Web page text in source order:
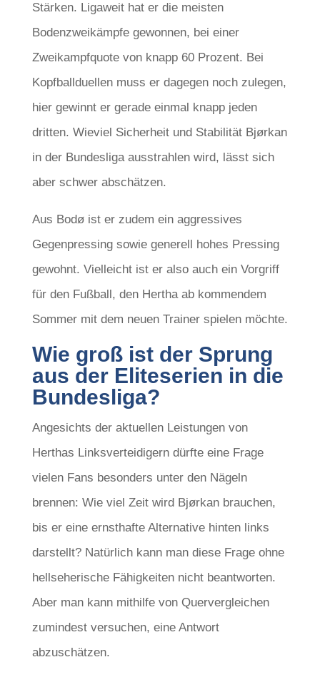
Stärken. Ligaweit hat er die meisten
Bodenzweikämpfe gewonnen, bei einer
Zweikampfquote von knapp 60 Prozent. Bei
Kopfballduellen muss er dagegen noch zulegen,
hier gewinnt er gerade einmal knapp jeden
dritten. Wieviel Sicherheit und Stabilität Bjørkan
in der Bundesliga ausstrahlen wird, lässt sich
aber schwer abschätzen.
Aus Bodø ist er zudem ein aggressives
Gegenpressing sowie generell hohes Pressing
gewohnt. Vielleicht ist er also auch ein Vorgriff
für den Fußball, den Hertha ab kommendem
Sommer mit dem neuen Trainer spielen möchte.
Wie groß ist der Sprung
aus der Eliteserien in die
Bundesliga?
Angesichts der aktuellen Leistungen von
Herthas Linksverteidigern dürfte eine Frage
vielen Fans besonders unter den Nägeln
brennen: Wie viel Zeit wird Bjørkan brauchen,
bis er eine ernsthafte Alternative hinten links
darstellt? Natürlich kann man diese Frage ohne
hellseherische Fähigkeiten nicht beantworten.
Aber man kann mithilfe von Quervergleichen
zumindest versuchen, eine Antwort
abzuschätzen.